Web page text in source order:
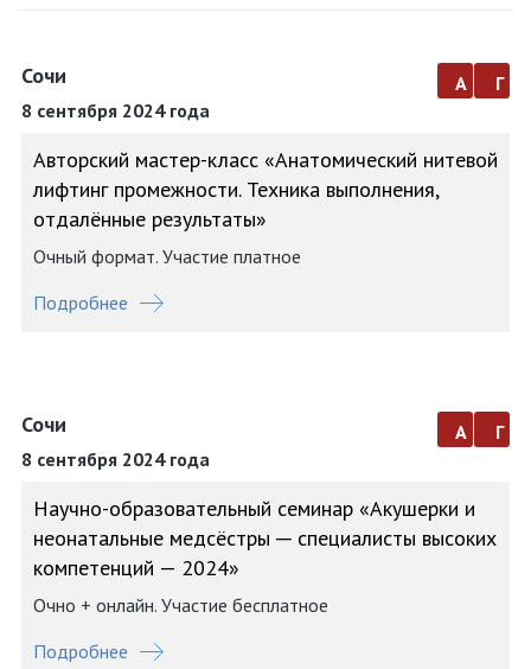
Сочи
8 сентября 2024 года
а г
Авторский мастер-класс «Анатомический нитевой
лифтинг промежности. Техника выполнения,
отдалённые результаты»
Очный формат. Участие платное
Подробнее
Сочи
8 сентября 2024 года
а г
Научно-образовательный семинар «Акушерки и
неонатальные медсёстры ─ специалисты высоких
компетенций — 2024»
Очно + онлайн. Участие бесплатное
Подробнее